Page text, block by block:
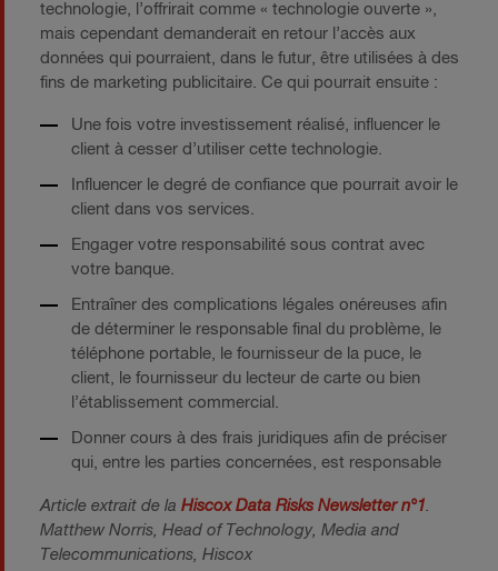
technologie, l’offrirait comme « technologie ouverte »,
mais cependant demanderait en retour l’accès aux
données qui pourraient, dans le futur, être utilisées à des
fins de marketing publicitaire. Ce qui pourrait ensuite :
Une fois votre investissement réalisé, influencer le
client à cesser d’utiliser cette technologie.
Influencer le degré de confiance que pourrait avoir le
client dans vos services.
Engager votre responsabilité sous contrat avec
votre banque.
Entraîner des complications légales onéreuses afin
de déterminer le responsable final du problème, le
téléphone portable, le fournisseur de la puce, le
client, le fournisseur du lecteur de carte ou bien
l’établissement commercial.
Donner cours à des frais juridiques afin de préciser
qui, entre les parties concernées, est responsable
Article extrait de la Hiscox Data Risks Newsletter n°1
Matthew Norris, Head of Technology, Media and
Telecommunications, Hiscox